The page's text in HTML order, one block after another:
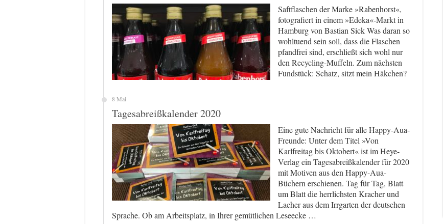
Saftflaschen der Marke »Rabenhorst«,
fotografiert in einem »Edeka«-Markt in
Hamburg von Bastian Sick Was daran so
wohltuend sein soll, dass die Flaschen
pfandfrei sind, erschließt sich wohl nur
den Recycling-Muffeln. Zum nächsten
Fundstück: Schatz, sitzt mein Häkchen?
8 Mai
Tagesabreißkalender 2020
Eine gute Nachricht für alle Happy-Aua-
Freunde: Unter dem Titel »Von
Karlfreitag bis Oktobert« ist im Heye-
Verlag ein Tagesabreißkalender für 2020
mit Motiven aus den Happy-Aua-
Büchern erschienen. Tag für Tag, Blatt
um Blatt die herrlichsten Kracher und
Lacher aus dem Irrgarten der deutschen
Sprache. Ob am Arbeitsplatz, in Ihrer gemütlichen Leseecke …